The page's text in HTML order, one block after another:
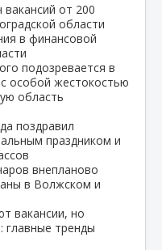
от 200
области
в финансовой
подозревается в
особой жестокостью
область
поздравил
праздником и
внепланово
в Волжском и
вакансии, но
главные тренды